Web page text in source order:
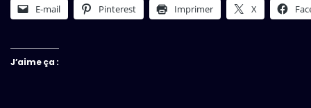
E-mail Pinterest Imprimer X
J’aime ça :